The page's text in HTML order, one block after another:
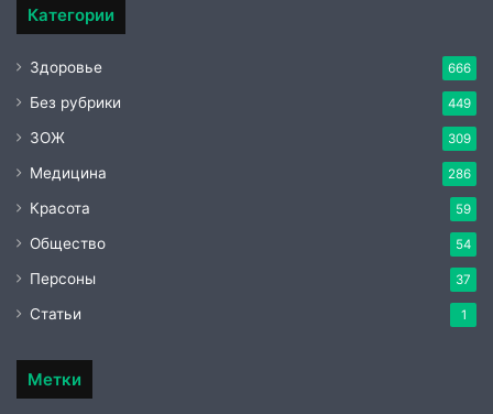
Категории
Здоровье 666
Без рубрики 449
ЗОЖ 309
Медицина 286
Красота 59
Общество 54
Персоны 37
Статьи 1
Метки